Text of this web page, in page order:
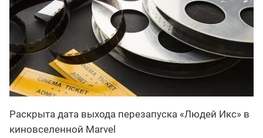
Раскрыта дата выхода перезапуска «Людей Икс» в
киновселенной Marvel